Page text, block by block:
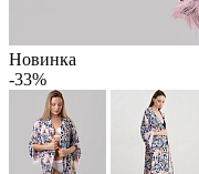
Новинка
-33%